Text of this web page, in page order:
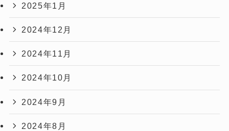
2025年1月
2024年12月
2024年11月
2024年10月
2024年9月
2024年8月